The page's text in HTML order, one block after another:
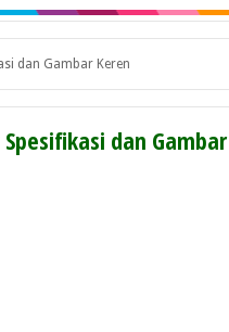
dan Gambar Keren
dan